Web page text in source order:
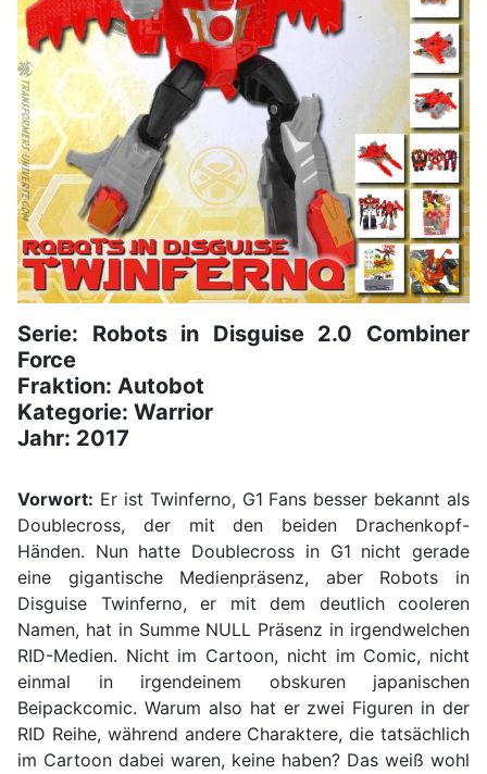
Serie: Robots in Disguise 2.0 Combiner
Force
Fraktion: Autobot
Kategorie: Warrior
Jahr: 2017
Vorwort: Er ist Twinferno, G1 Fans besser bekannt als
Doublecross, der mit den beiden Drachenkopf-
Händen. Nun hatte Doublecross in G1 nicht gerade
eine gigantische Medienpräsenz, aber Robots in
Disguise Twinferno, er mit dem deutlich cooleren
Namen, hat in Summe NULL Präsenz in irgendwelchen
RID-Medien. Nicht im Cartoon, nicht im Comic, nicht
einmal in irgendeinem obskuren japanischen
Beipackcomic. Warum also hat er zwei Figuren in der
RID Reihe, während andere Charaktere, die tatsächlich
im Cartoon dabei waren, keine haben? Das weiß wohl